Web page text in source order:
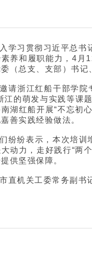
学习贯彻习近平总书
养和履职能力，4月
（总支、支部）书
请浙江红船干部学院
江的萌发与实践等课
湖红船开展“不忘初
善实践经验做法。
纷纷表示，本次培训
动力，走好践行“两
供坚强保障。
直机关工委常务副书